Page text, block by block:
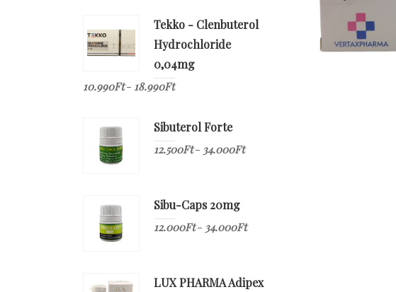
Tekko - Clenbuterol
Hydrochloride
0,04mg
10.990Ft– 18.990Ft
Sibuterol Forte
12.500Ft– 34.000Ft
Sibu-Caps 20mg
12.000Ft– 34.000Ft
LUX PHARMA Adipex